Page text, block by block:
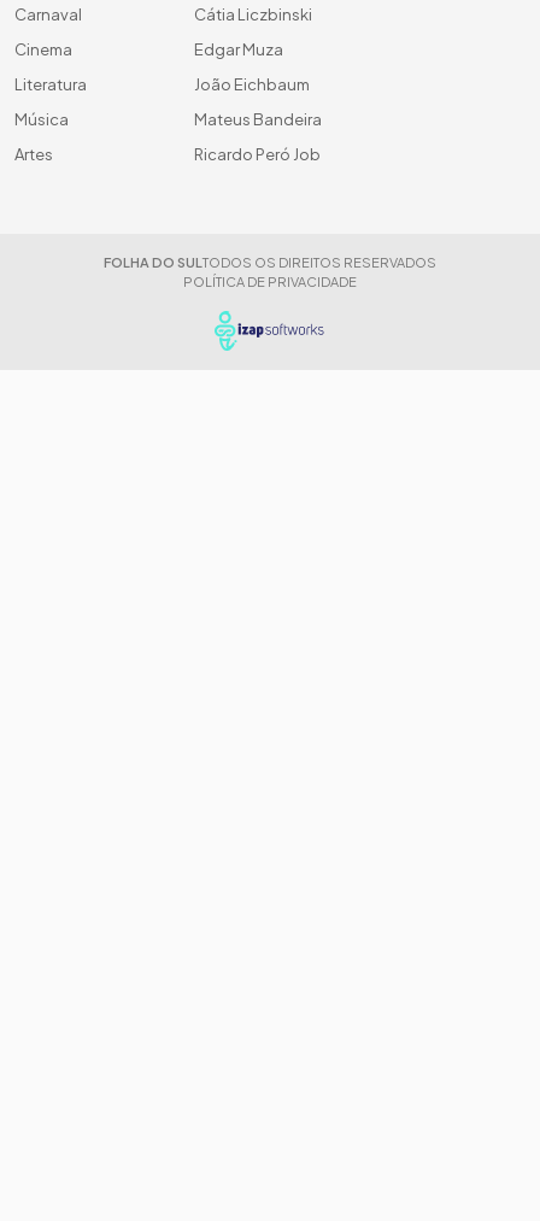
Carnaval
Cinema
Literatura
Música
Artes
Cátia Liczbinski
Edgar Muza
João Eichbaum
Mateus Bandeira
Ricardo Peró Job
FOLHA DO SUL TODOS OS DIREITOS RESERVADOS
POLÍTICA DE PRIVACIDADE